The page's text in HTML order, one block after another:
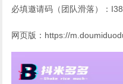
必填邀请码（团队滑落）：
网页版：https://